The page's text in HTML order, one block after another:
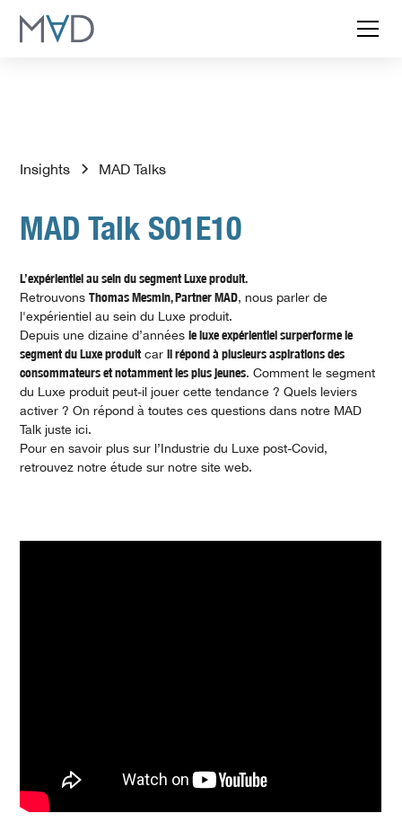
Insights MAD Talks
MAD Talk S01E10
L’expérientiel au sein du segment Luxe produit.
RetrouvonsThomas Mesmin, Partner MAD, nous parler de
l'expérientiel au sein du Luxe produit.
Depuis une dizaine d’annéesle luxe expérientiel surperforme le
segment du Luxe produitcaril répond à plusieurs aspirations des
consommateurs et notamment les plus jeunes. Comment le segment
du Luxe produit peut-il jouer cette tendance ? Quels leviers
activer ? On répond à toutes ces questions dans notre MAD
Talk juste ici.
Pour en savoir plus sur l’Industrie du Luxe post-Covid,
retrouvez notre étude sur notre site web.